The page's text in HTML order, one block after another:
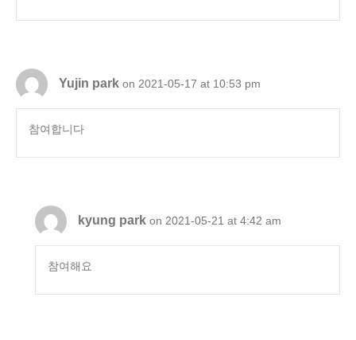
Yujin park on 2021-05-17 at 10:53 pm
참여합니다
kyung park on 2021-05-21 at 4:42 am
참여해요